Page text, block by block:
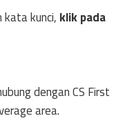
kata kunci, klik pada
dengan CS First
area.